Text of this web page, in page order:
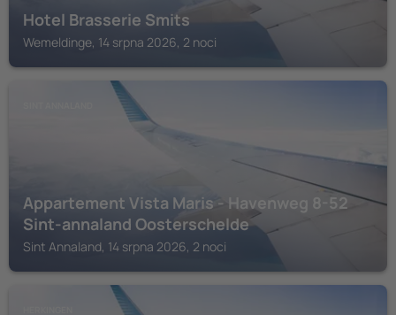
Hotel Brasserie Smits
Wemeldinge, 14 srpna 2026, 2 noci
Appartement Vista Maris - Havenweg 8-52
Sint-annaland Oosterschelde
Sint Annaland, 14 srpna 2026, 2 noci